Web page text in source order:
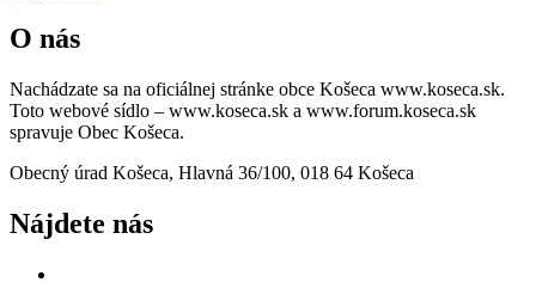
O nás
Nachádzate sa na oficiálnej stránke obce Košeca www.koseca.sk.
Toto webové sídlo – www.koseca.sk a www.forum.koseca.sk
spravuje Obec Košeca.
Obecný úrad Košeca, Hlavná 36/100, 018 64 Košeca
Nájdete nás